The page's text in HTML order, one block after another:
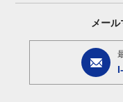
メー